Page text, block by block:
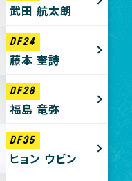
武田 航太朗
DF24
藤本 奎詩
DF28
福島 竜弥
DF35
ヒョン ウビン